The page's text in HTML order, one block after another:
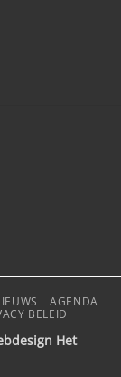
AGENDA
BELEID
Het